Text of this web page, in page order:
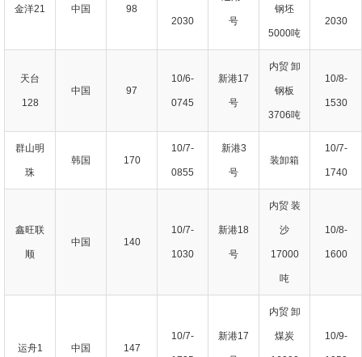
金洋21 中国 98
2030 号
钢坯
5000吨
2030
天台
128
中国 97
10/6-
0745
新港17
号
内贸 卸
钢板
3706吨
10/8-
1530
群山明
珠
韩国 170
10/7-
0855
新港3
号
装卸箱
10/7-
1740
鑫旺联
顺
中国 140
10/7-
1030
新港18
号
内贸 装
沙
17000
吨
10/8-
1600
运舟1 中国 147
10/7- 新港17
内贸 卸
煤炭 10/9-